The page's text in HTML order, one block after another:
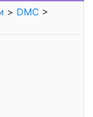
> DMC >